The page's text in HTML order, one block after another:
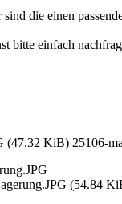
die einen
bitte einfach
(47.32 KiB) 25106-
(54.84